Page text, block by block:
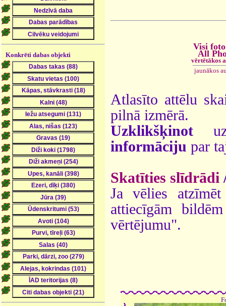
Konkrēti dabas objekti
Visi
All
vērtētākos
jaunākos
Atlasīto attēlu
pilnā izmērā.
Uzklikšķinot
informāciju par
Skatīties slīdrādi
Ja vēlies
attiecīgām
vērtējumu".